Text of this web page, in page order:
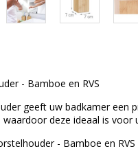
- Bamboe en RVS
geeft uw badkamer een
deze ideaal is voor
- Bamboe en RVS